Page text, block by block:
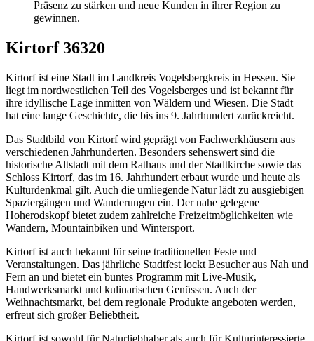
Präsenz zu stärken und neue Kunden in ihrer Region zu
gewinnen.
Kirtorf 36320
Kirtorf ist eine Stadt im Landkreis Vogelsbergkreis in Hessen. Sie
liegt im nordwestlichen Teil des Vogelsberges und ist bekannt für
ihre idyllische Lage inmitten von Wäldern und Wiesen. Die Stadt
hat eine lange Geschichte, die bis ins 9. Jahrhundert zurückreicht.
Das Stadtbild von Kirtorf wird geprägt von Fachwerkhäusern aus
verschiedenen Jahrhunderten. Besonders sehenswert sind die
historische Altstadt mit dem Rathaus und der Stadtkirche sowie das
Schloss Kirtorf, das im 16. Jahrhundert erbaut wurde und heute als
Kulturdenkmal gilt. Auch die umliegende Natur lädt zu ausgiebigen
Spaziergängen und Wanderungen ein. Der nahe gelegene
Hoherodskopf bietet zudem zahlreiche Freizeitmöglichkeiten wie
Wandern, Mountainbiken und Wintersport.
Kirtorf ist auch bekannt für seine traditionellen Feste und
Veranstaltungen. Das jährliche Stadtfest lockt Besucher aus Nah und
Fern an und bietet ein buntes Programm mit Live-Musik,
Handwerksmarkt und kulinarischen Genüssen. Auch der
Weihnachtsmarkt, bei dem regionale Produkte angeboten werden,
erfreut sich großer Beliebtheit.
Kirtorf ist sowohl für Naturliebhaber als auch für Kulturinteressierte